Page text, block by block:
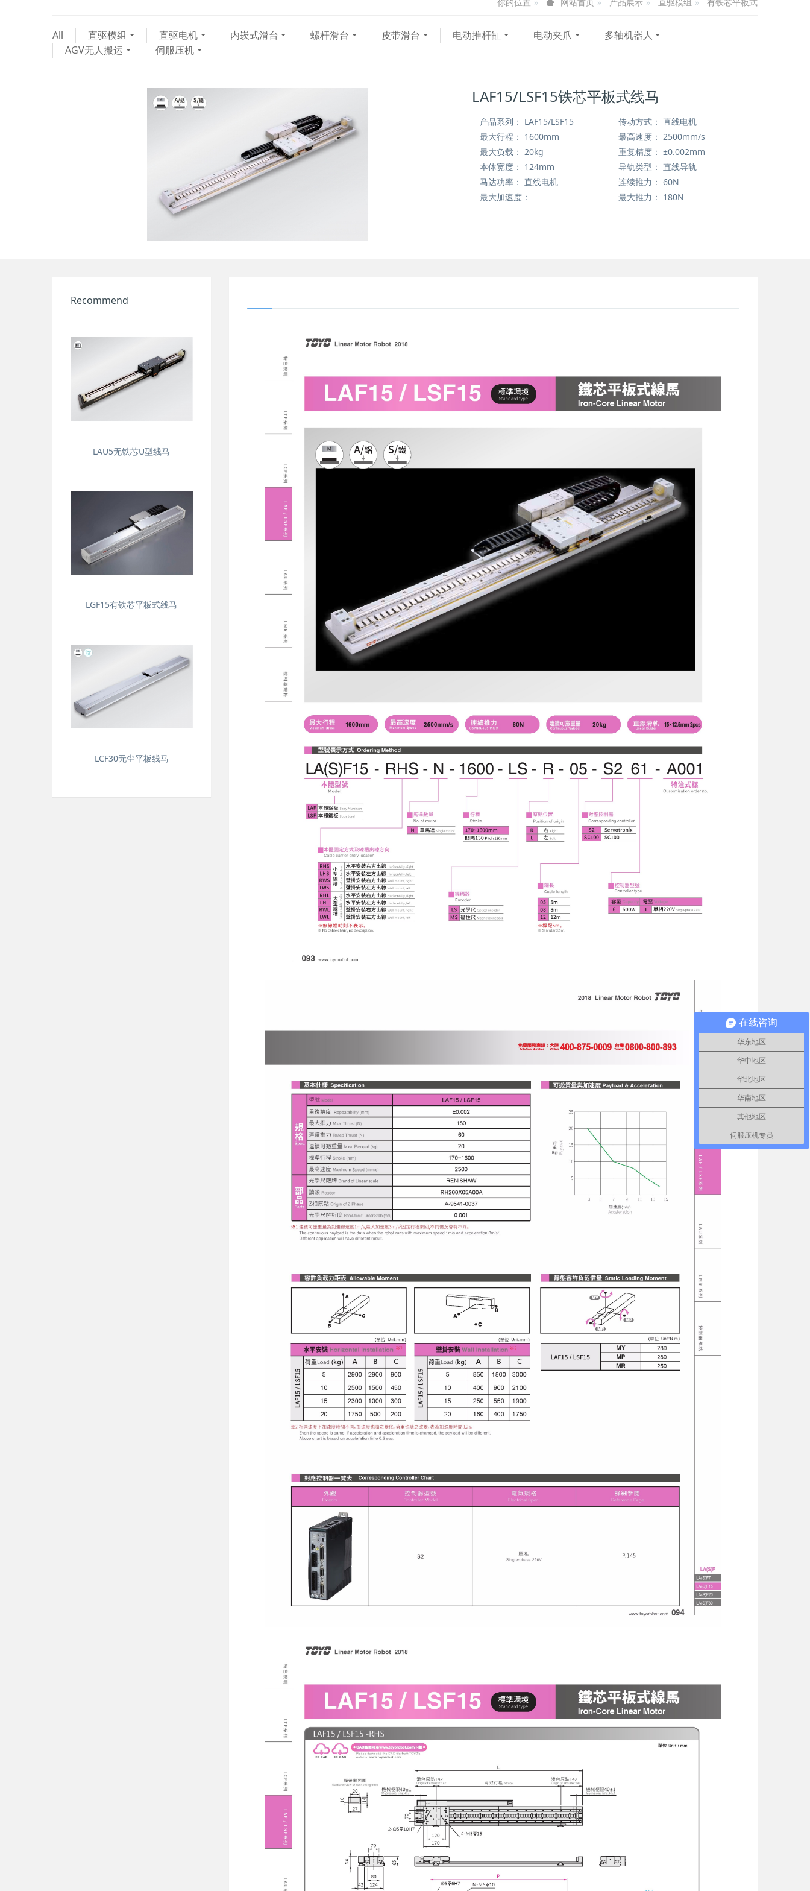
网站首页
All 直驱模组 直驱电机 内崁式滑台 螺杆滑台 皮带滑台 电动推杆缸 电动夹爪
多轴机器人
AGV无人搬运
伺服压机
LAF15/LSF15铁芯平板式线马
产品系列： LAF15/LSF15 传动方式： 直线电机
最大行程： 1600mm 最高速度： 2500mm/s
最大负载： 20kg 重复精度： ±0.002mm
本体宽度： 124mm 导轨类型： 直线导轨
马达功率： 直线电机 连续推力： 60N
最大加速度：
最大推力： 180N
Recommend
LAU5无铁芯U型线马
LGF15有铁芯平板式线马
LCF30无尘平板线马
在线咨询
华东地区
华中地区
华北地区
华南地区
其他地区
伺服压机专员